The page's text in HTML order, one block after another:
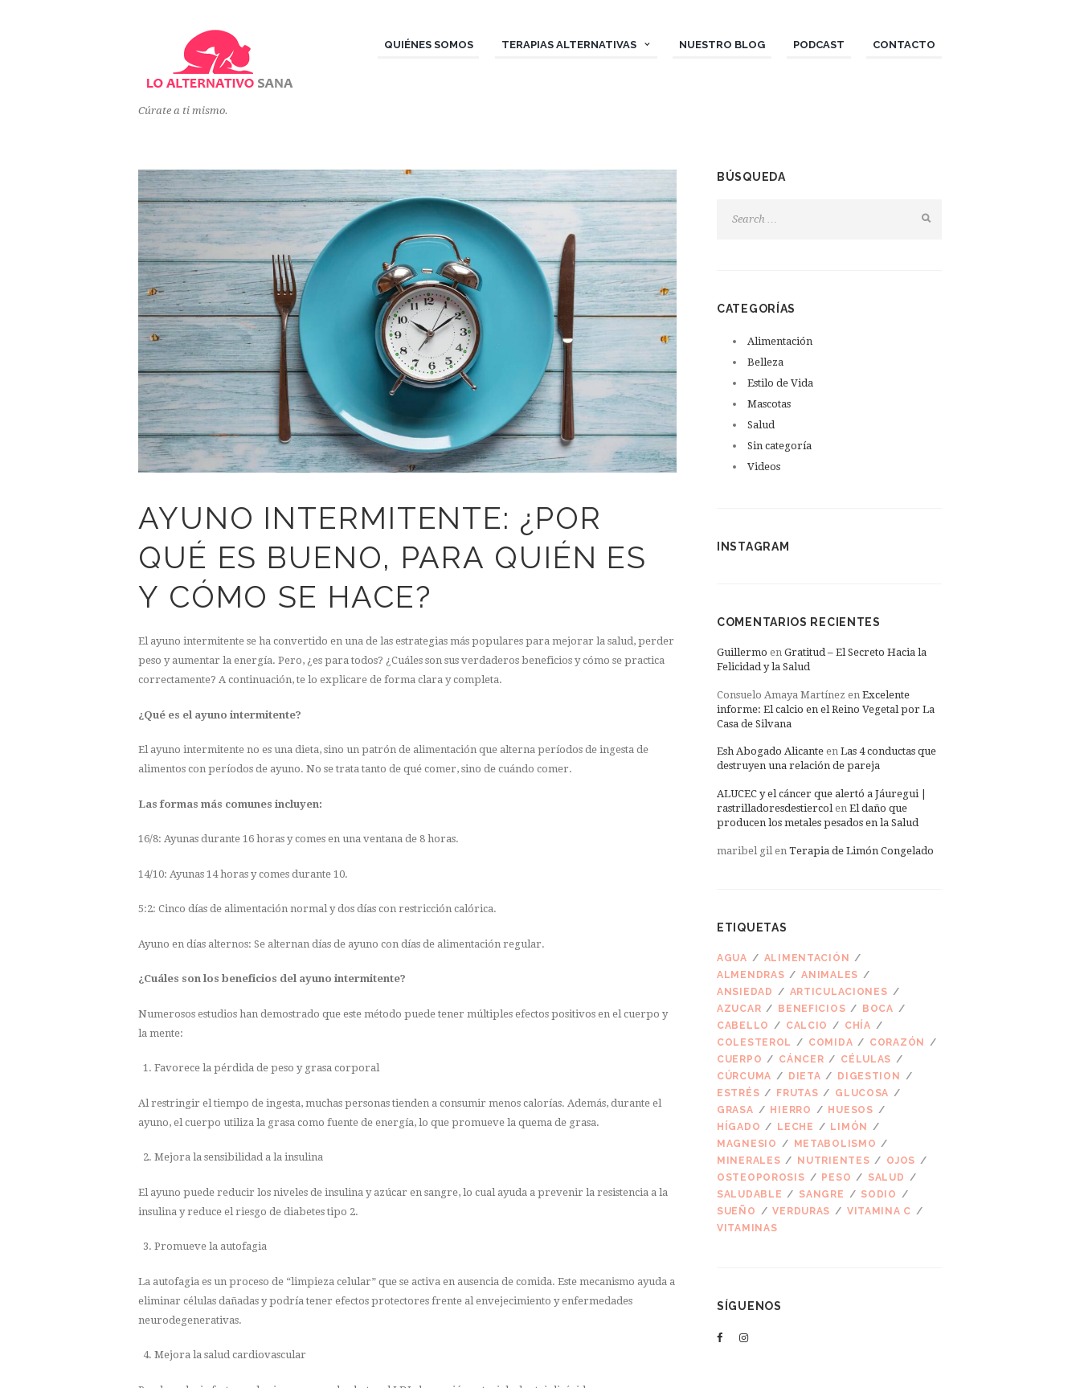
Cúrate a ti mismo.
QUIÉNES SOMOS TERAPIAS ALTERNATIVAS NUESTRO BLOG PODCAST CONTACTO
AYUNO INTERMITENTE: ¿POR
QUÉ ES BUENO, PARA QUIÉN ES
Y CÓMO SE HACE?
El ayuno intermitente se ha convertido en una de las estrategias más populares para mejorar la salud, perder
peso y aumentar la energía. Pero, ¿es para todos? ¿Cuáles son sus verdaderos beneficios y cómo se practica
correctamente? A continuación, te lo explicare de forma clara y completa.
¿Qué es el ayuno intermitente?
El ayuno intermitente no es una dieta, sino un patrón de alimentación que alterna períodos de ingesta de
alimentos con períodos de ayuno. No se trata tanto de qué comer, sino de cuándo comer.
Las formas más comunes incluyen:
16/8: Ayunas durante 16 horas y comes en una ventana de 8 horas.
14/10: Ayunas 14 horas y comes durante 10.
5:2: Cinco días de alimentación normal y dos días con restricción calórica.
Ayuno en días alternos: Se alternan días de ayuno con días de alimentación regular.
¿Cuáles son los beneficios del ayuno intermitente?
Numerosos estudios han demostrado que este método puede tener múltiples efectos positivos en el cuerpo y
la mente:
Favorece la pérdida de peso y grasa corporal
Al restringir el tiempo de ingesta, muchas personas tienden a consumir menos calorías. Además, durante el
ayuno, el cuerpo utiliza la grasa como fuente de energía, lo que promueve la quema de grasa.
Mejora la sensibilidad a la insulina
El ayuno puede reducir los niveles de insulina y azúcar en sangre, lo cual ayuda a prevenir la resistencia a la
insulina y reduce el riesgo de diabetes tipo 2.
Promueve la autofagia
La autofagia es un proceso de “limpieza celular” que se activa en ausencia de comida. Este mecanismo ayuda a
eliminar células dañadas y podría tener efectos protectores frente al envejecimiento y enfermedades
neurodegenerativas.
Mejora la salud cardiovascular
BÚSQUEDA
CATEGORÍAS
Alimentación
Belleza
Estilo de Vida
Mascotas
Salud
Sin categoría
Videos
INSTAGRAM
COMENTARIOS RECIENTES
Guillermo en Gratitud – El Secreto Hacia la
Felicidad y la Salud
Consuelo Amaya Martínez en Excelente
informe: El calcio en el Reino Vegetal por La
Casa de Silvana
Esh Abogado Alicante en Las 4 conductas que
destruyen una relación de pareja
ALUCEC y el cáncer que alertó a Jáuregui |
rastrilladoresdestiercolen El daño que
producen los metales pesados en la Salud
maribel gilen Terapia de Limón Congelado
ETIQUETAS
AGUA
ALIMENTACIÓN
ALMENDRAS
ANIMALES
ANSIEDAD
ARTICULACIONES
AZUCAR
BENEFICIOS
BOCA
CABELLO
CALCIO
CHÍA
COLESTEROL
COMIDA
CORAZÓN
CUERPO
CÁNCER
CÉLULAS
CÚRCUMA
DIETA
DIGESTION
ESTRÉS
FRUTAS
GLUCOSA
GRASA
HIERRO
HUESOS
HÍGADO
LECHE
LIMÓN
MAGNESIO
METABOLISMO
MINERALES
NUTRIENTES
OJOS
OSTEOPOROSIS
PESO
SALUD
SALUDABLE
SANGRE
SODIO
SUEÑO
VERDURAS
VITAMINA C
VITAMINAS
SÍGUENOS